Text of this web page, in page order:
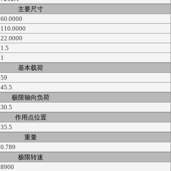
主要尺寸
60.0000
110.0000
22.0000
1.5
1
基本载荷
59
45.5
极限轴向负荷
30.5
作用点位置
35.5
重量
0.789
极限转速
8900